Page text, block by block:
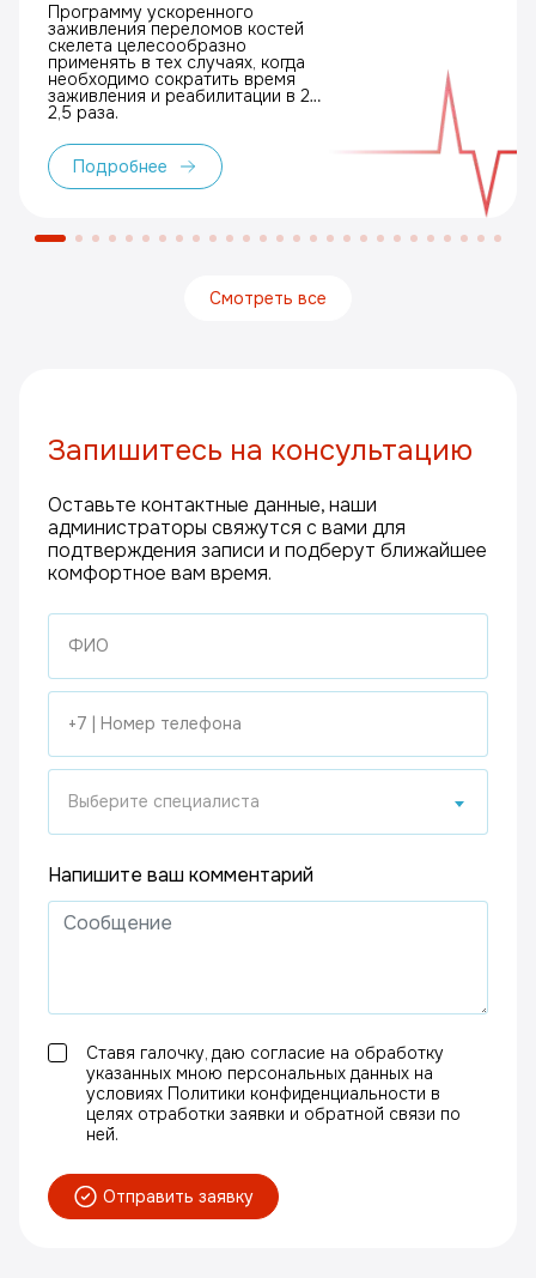
Программу ускоренного
заживления переломов костей
скелета целесообразно
применять в тех случаях, когда
необходимо сократить время
заживления и реабилитации в 2–
2,5 раза.
Подробнее
Смотреть все
Запишитесь на консультацию
Оставьте контактные данные, наши
администраторы свяжутся с вами для
подтверждения записи и подберут ближайшее
комфортное вам время.
Выберите специалиста
Напишите ваш комментарий
Ставя галочку, даю согласие на обработку
указанных мною персональных данных на
условиях Политики конфиденциальности в
целях отработки заявки и обратной связи по
ней.
Отправить заявку